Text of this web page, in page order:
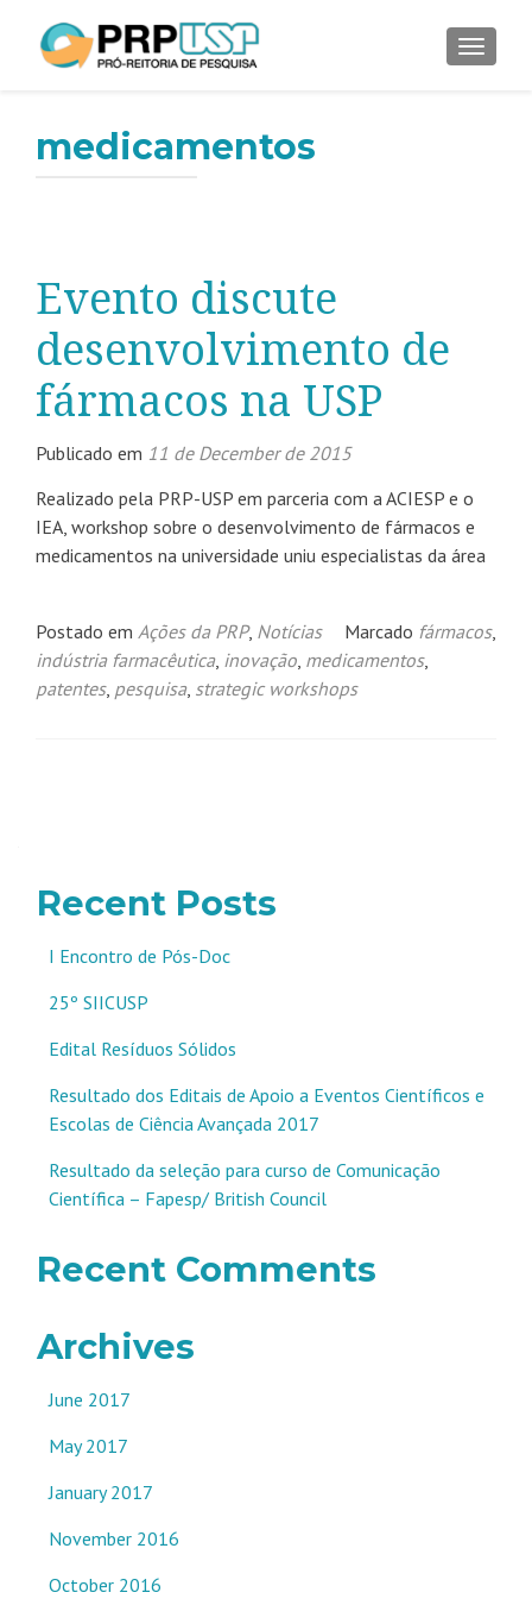
medicamentos
Evento discute
desenvolvimento de
fármacos na USP
Publicado em 11 de December de 2015
Realizado pela PRP-USP em parceria com a ACIESP e o
IEA, workshop sobre o desenvolvimento de fármacos e
medicamentos na universidade uniu especialistas da área
Postado em Ações da PRP, Notícias Marcado fármacos,
indústria farmacêutica, inovação, medicamentos,
patentes, pesquisa, strategic workshops
Recent Posts
I Encontro de Pós-Doc
25º SIICUSP
Edital Resíduos Sólidos
Resultado dos Editais de Apoio a Eventos Científicos e
Escolas de Ciência Avançada 2017
Resultado da seleção para curso de Comunicação
Científica – Fapesp/ British Council
Recent Comments
Archives
June 2017
May 2017
January 2017
November 2016
October 2016